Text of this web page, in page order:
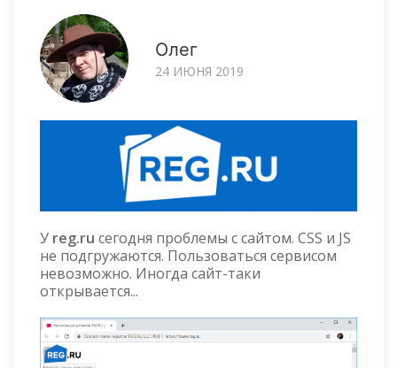
Олег
24 ИЮНЯ 2019
У reg.ru сегодня проблемы с сайтом. CSS и JS
не подгружаются. Пользоваться сервисом
невозможно. Иногда сайт-таки
открывается...